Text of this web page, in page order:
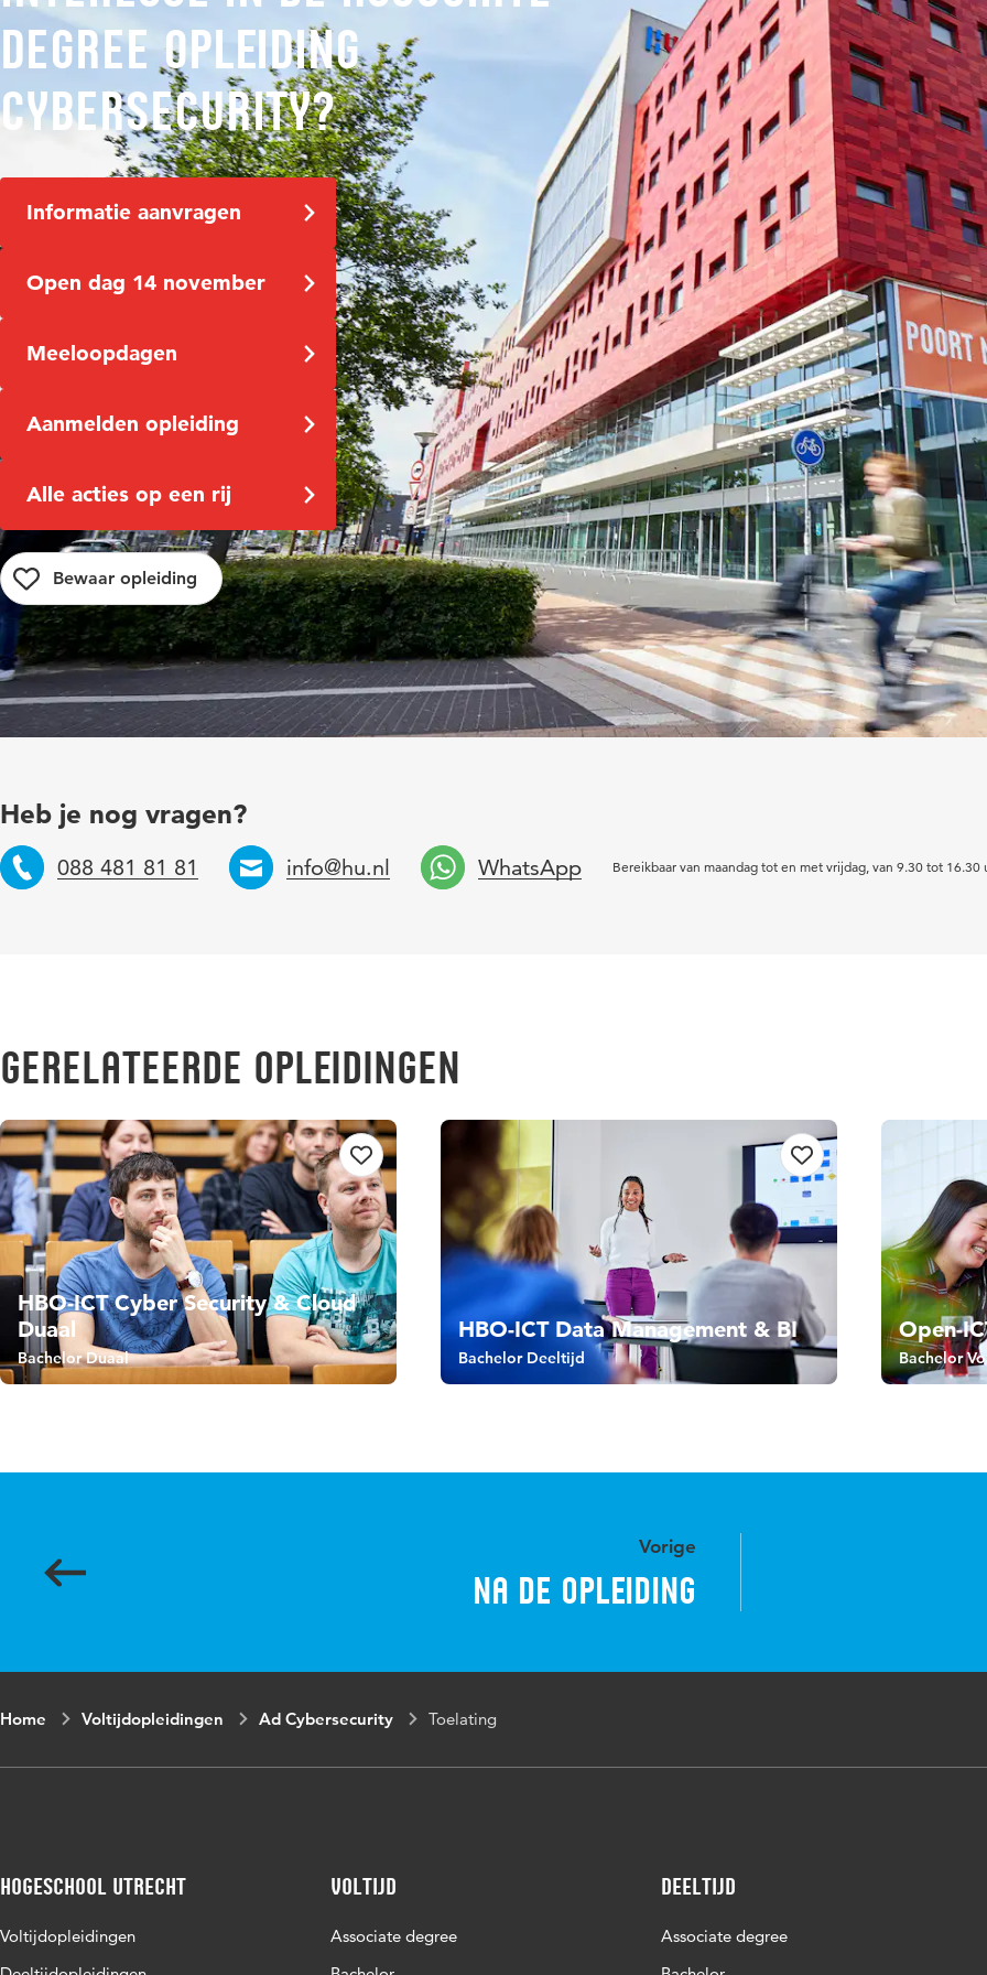
degree opleiding
Cybersecurity?
Informatie aanvragen
Open dag 14 november
Meeloopdagen
Aanmelden opleiding
Alle acties op een rij
Heb je nog vragen?
Telefoon
088 481 81 81
Email
info@hu.nl WhatsApp Bereikbaar van maandag tot en met vrijdag, van 9.30 tot 16.30
Gerelateerde opleidingen
HBO-ICT Cyber Security & Cloud
Duaal
Bachelor Duaal
HBO-ICT Data Management & BI
Bachelor Deeltijd
Open-
Bachelor
Vorige
Na de opleiding
Home Voltijdopleidingen Ad Cybersecurity Toelating
Hogeschool Utrecht
Voltijdopleidingen
Voltijd
Associate degree
Deeltijd
Associate degree